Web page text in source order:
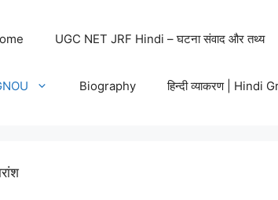
UGC NET JRF Hindi – घटना संवाद और तथ्य
Biography हिन्दी व्याकरण | Hindi